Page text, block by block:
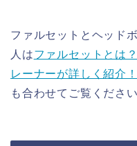
ファルセットとヘッド
人はファルセットとは
レーナーが詳しく紹介！
も合わせてご覧ください